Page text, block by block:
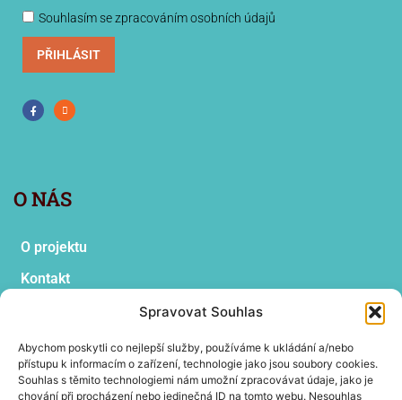
Spravovat Souhlas
Abychom poskytli co nejlepší služby, používáme k ukládání a/nebo
přístupu k informacím o zařízení, technologie jako jsou soubory cookies.
Souhlas s těmito technologiemi nám umožní zpracovávat údaje, jako je
chování při procházení nebo jedinečná ID na tomto webu. Nesouhlas
Souhlasím se zpracováním osobních údajů
PŘIHLÁSIT
O NÁS
O projektu
Kontakt
OBSAH PODLE ŠTÍTKŮ